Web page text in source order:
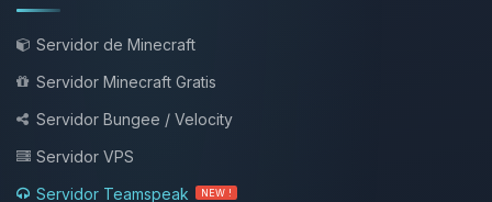
Servidor de Minecraft
Servidor Minecraft Gratis
Servidor Bungee / Velocity
Servidor VPS
Servidor Teamspeak
NEW !